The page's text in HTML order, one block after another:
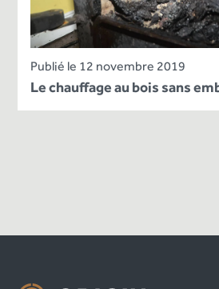
Publié le 12 novembre 2019
Le chauffage au bois sans